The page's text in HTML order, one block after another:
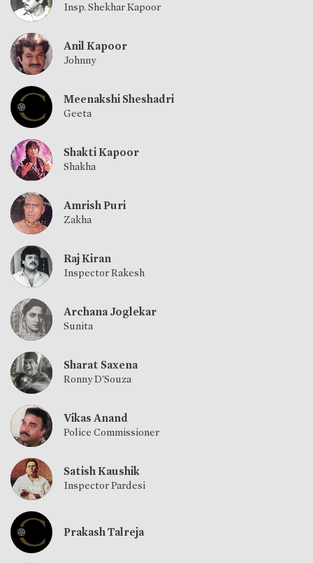
Insp. Shekhar Kapoor
Anil Kapoor
Johnny
Meenakshi Sheshadri
Geeta
Shakti Kapoor
Shakha
Amrish Puri
Zakha
Raj Kiran
Inspector Rakesh
Archana Joglekar
Sunita
Sharat Saxena
Ronny D'Souza
Vikas Anand
Police Commissioner
Satish Kaushik
Inspector Pardesi
Prakash Talreja